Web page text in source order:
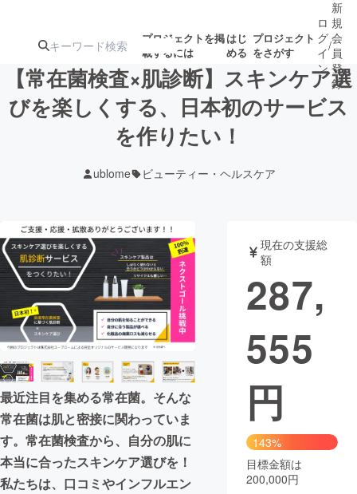
プロジェクトを掲
載するには
はじ
める
プロジェクト
をさがす
注目の新着プロ
ジェクト
募集終了が近いプ
テクノロジー・ガジェット
映像・映画 書籍・雑誌
ビジネス・起業 チャレンジ
まちづくり・地域活性化
CAMPFIRE for Social Good
CAMPFIRE Creation
CAMPFIREふるさと納税 machi-ya コミュニティ
ロ
グ
イ
ン
/
新
規
会
員
登
録
【常在菌検査×肌診断】スキンケア選
びを楽しくする、日本初のサービス
を作りたい！
ublome ビューティー・ヘルスケア
最近注目を集める常在菌。そんな
常在菌は肌と密接に関わっていま
す。常在菌検査から、自分の肌に
本当に合ったスキンケア選びを！
私たちは、口コミやインフルエン
現在の支援総
額
287,
555
円
143%
目標金額は
200,000円